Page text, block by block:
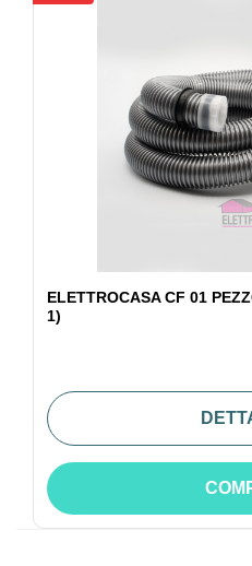
ELETTROCASA CF 01
1)